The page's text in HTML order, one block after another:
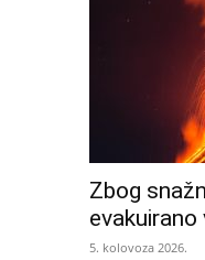
Zbog
5. kolovoza 2026.